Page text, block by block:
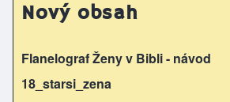
Nový obsah
Flanelograf Ženy v Bibli - návod
18_starsi_zena